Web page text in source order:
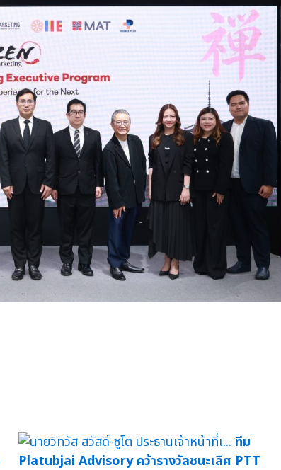
ทีม
Platubjai Advisory คว้ารางวัลชนะเลิศ PTT